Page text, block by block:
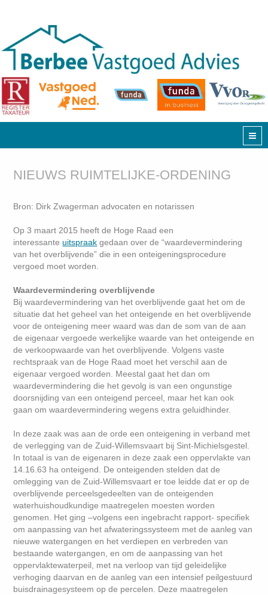
NIEUWS RUIMTELIJKE-ORDENING
Bron: Dirk Zwagerman advocaten en notarissen
Op 3 maart 2015 heeft de Hoge Raad een
interessanteuitspraak gedaan over de “waardevermindering
van het overblijvende” die in een onteigeningsprocedure
vergoed moet worden.
Waardevermindering overblijvende
Bij waardevermindering van het overblijvende gaat het om de
situatie dat het geheel van het onteigende en het overblijvende
voor de onteigening meer waard was dan de som van de aan
de eigenaar vergoede werkelijke waarde van het onteigende en
de verkoopwaarde van het overblijvende. Volgens vaste
rechtspraak van de Hoge Raad moet het verschil aan de
eigenaar vergoed worden. Meestal gaat het dan om
waardevermindering die het gevolg is van een ongunstige
doorsnijding van een onteigend perceel, maar het kan ook
gaan om waardevermindering wegens extra geluidhinder.
In deze zaak was aan de orde een onteigening in verband met
de verlegging van de Zuid-Willemsvaart bij Sint-Michielsgestel.
In totaal is van de eigenaren in deze zaak een oppervlakte van
14.16.63 ha onteigend. De onteigenden stelden dat de
omlegging van de Zuid-Willemsvaart er toe leidde dat er op de
overblijvende perceelsgedeelten van de onteigenden
waterhuishoudkundige maatregelen moesten worden
genomen. Het ging –volgens een ingebracht rapport- specifiek
om aanpassing van het afwateringssysteem met de aanleg van
nieuwe watergangen en het verdiepen en verbreden van
bestaande watergangen, en om de aanpassing van het
oppervlaktewaterpeil, met na verloop van tijd geleidelijke
verhoging daarvan en de aanleg van een intensief peilgestuurd
buisdrainagesysteem op de percelen. Deze maatregelen